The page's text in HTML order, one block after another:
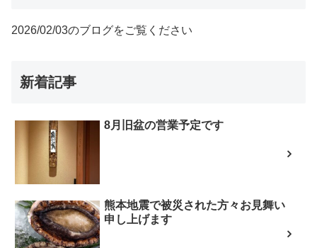
2026/02/03のブログをご覧ください
新着記事
8月旧盆の営業予定です
熊本地震で被災された方々お見舞い
申し上げます